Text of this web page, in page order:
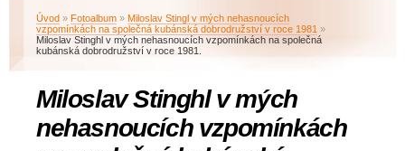
Úvod » Fotoalbum » Miloslav Stingl v mých nehasnoucích
vzpomínkách na společná kubánská dobrodružství v roce 1981 »
Miloslav Stinghl v mých nehasnoucích vzpomínkách na společná
kubánská dobrodružství v roce 1981.
Miloslav Stinghl v mých
nehasnoucích vzpomínkách